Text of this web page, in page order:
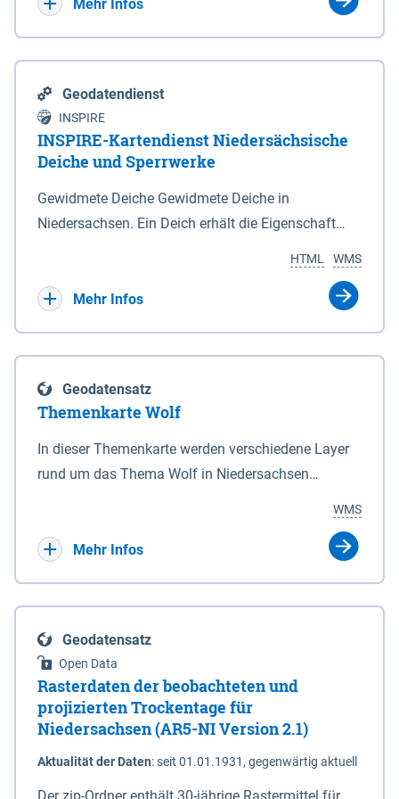
Mehr Infos
Geodatendienst
INSPIRE
INSPIRE-Kartendienst Niedersächsische
Deiche und Sperrwerke
Gewidmete Deiche Gewidmete Deiche in
Niedersachsen. Ein Deich erhält die Eigenschaft
Deichbehörde durch Verordnung ausspricht. Für
enthalten. Sperrwerke Sperrwerke sind Bauwerke
mit Sperrvorrichtungen in Tidegewässern, die dem
Schutz eines Gebietes vor erhöhten Tiden, vor allem
vor Sturmfluten, zu dienen bestimmt sind (§2 Abs.3
Eigenschaft eines Sperrwerkes durch Widmung, die
die Deichbehörde durch Verordnung ausspricht.
WMS
HTML
Mehr Infos
Geodatensatz
Themenkarte Wolf
In dieser Themenkarte werden verschiedene Layer
rund um das Thema Wolf in Niedersachsen
sowie Status der bestehenden Wolfsterritorien im
laufenden Monitoringjahr.
WMS
Mehr Infos
Geodatensatz
Open Data
Rasterdaten der beobachteten und
projizierten Trockentage für
Niedersachsen (AR5-NI Version 2.1)
Aktualität der Daten:seit 01.01.1931, gegenwärtig aktuell